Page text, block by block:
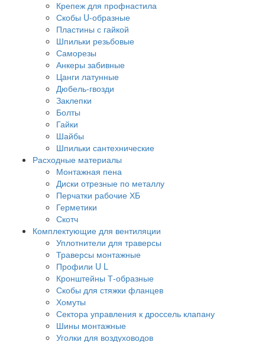
Крепеж для профнастила
Скобы U-образные
Пластины с гайкой
Шпильки резьбовые
Саморезы
Анкеры забивные
Цанги латунные
Дюбель-гвозди
Заклепки
Болты
Гайки
Шайбы
Шпильки сантехнические
Расходные материалы
Монтажная пена
Диски отрезные по металлу
Перчатки рабочие ХБ
Герметики
Скотч
Комплектующие для вентиляции
Уплотнители для траверсы
Траверсы монтажные
Профили U L
Кронштейны Т-образные
Скобы для стяжки фланцев
Хомуты
Сектора управления к дроссель клапану
Шины монтажные
Уголки для воздуховодов